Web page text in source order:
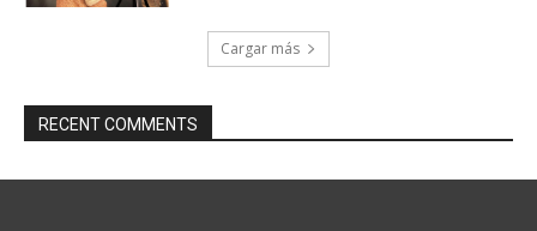
Cargar más
RECENT COMMENTS